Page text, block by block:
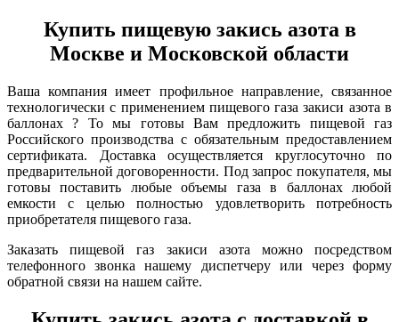
Купить пищевую закись азота в
Москве и Московской области
Ваша компания имеет профильное направление, связанное
технологически с применением пищевого газа закиси азота в
баллонах ? То мы готовы Вам предложить пищевой газ
Российского производства с обязательным предоставлением
сертификата. Доставка осуществляется круглосуточно по
предварительной договоренности. Под запрос покупателя, мы
готовы поставить любые объемы газа в баллонах любой
емкости с целью полностью удовлетворить потребность
приобретателя пищевого газа.
Заказать пищевой газ закиси азота можно посредством
телефонного звонка нашему диспетчеру или через форму
обратной связи на нашем сайте.